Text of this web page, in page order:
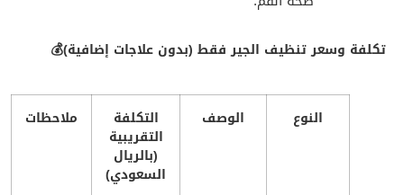
تكلفة وسعر تنظيف الجير فقط (بدون علاجات إضافية)💰
النوع الوصف التكلفة
التقريبية
(بالريال
السعودي)
ملاحظات